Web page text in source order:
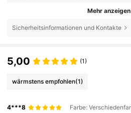
Mehr anzeigen
Sicherheitsinformationen und Kontakte
5,00 (1)
wärmstens empfohlen(1)
4***8